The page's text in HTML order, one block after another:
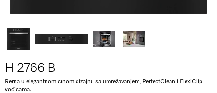
H 2766 B
Rerna u elegantnom crnom dizajnu sa umrežavanjem, PerfectClean i FlexiClip
vođicama.